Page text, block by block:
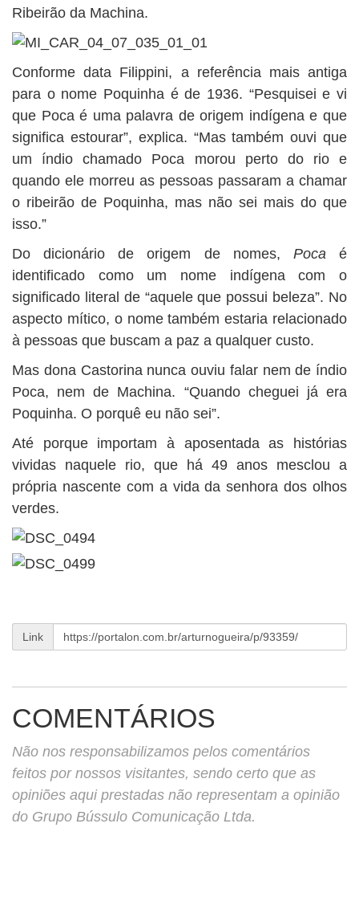
Ribeirão da Machina.
Conforme data Filippini, a referência mais antiga
para o nome Poquinha é de 1936. “Pesquisei e vi
que Poca é uma palavra de origem indígena e que
significa estourar”, explica. “Mas também ouvi que
um índio chamado Poca morou perto do rio e
quando ele morreu as pessoas passaram a chamar
o ribeirão de Poquinha, mas não sei mais do que
isso.”
Do dicionário de origem de nomes, Pocaé
identificado como um nome indígena com o
significado literal de “aquele que possui beleza”. No
aspecto mítico, o nome também estaria relacionado
à pessoas que buscam a paz a qualquer custo.
Mas dona Castorina nunca ouviu falar nem de índio
Poca, nem de Machina. “Quando cheguei já era
Poquinha. O porquê eu não sei”.
Até porque importam à aposentada as histórias
vividas naquele rio, que há 49 anos mesclou a
própria nascente com a vida da senhora dos olhos
verdes.
Link
COMENTÁRIOS
Não nos responsabilizamos pelos comentários
feitos por nossos visitantes, sendo certo que as
opiniões aqui prestadas não representam a opinião
do Grupo Bússulo Comunicação Ltda.